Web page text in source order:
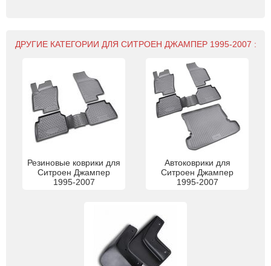
ДРУГИЕ КАТЕГОРИИ ДЛЯ СИТРОЕН ДЖАМПЕР 1995-2007 :
Резиновые коврики для
Ситроен Джампер
1995-2007
Автоковрики для
Ситроен Джампер
1995-2007